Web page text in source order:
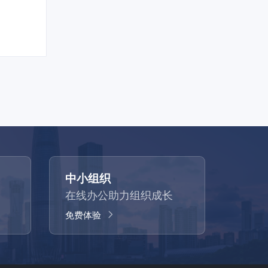
中小组织
在线办公助力组织成长
免费体验